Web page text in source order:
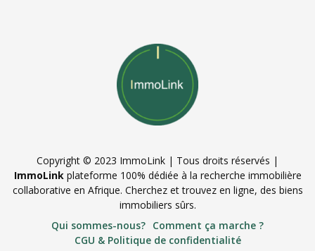
Copyright © 2023 ImmoLink | Tous droits réservés |
ImmoLinkplateforme 100% dédiée à la recherche immobilière
collaborative en Afrique. Cherchez et trouvez en ligne, des biens
immobiliers sûrs.
Qui sommes-nous? Comment ça marche ?
CGU & Politique de confidentialité